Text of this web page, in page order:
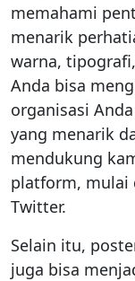
memahami
menarik
warna,
Anda bisa
organisasi
yang menarik
mendukung
platform, mulai
Twitter.
Selain itu,
juga bisa